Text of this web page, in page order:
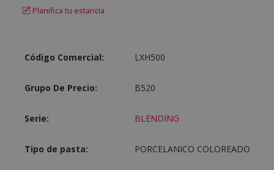
Planifica tu estancia
Código Comercial: LXH500
Grupo De Precio: B520
Serie: BLENDING
Tipo de pasta: PORCELANICO COLOREADO